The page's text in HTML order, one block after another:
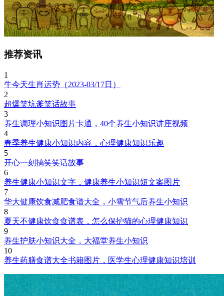
推荐资讯
1
牛今天生肖运势（2023-03/17日）
2
超爆笑坑爹笑话故事
3
养生调理小知识图片卡通，40个养生小知识讲座视频
4
春季养生健康小知识内容，心理健康知识乐趣
5
开心一刻搞笑笑话故事
6
养生健康小知识文字，健康养生小知识短文案图片
7
华大健康饮食减肥食谱大全，小雪节气后养生小知识
8
夏天不健康饮食食谱表，怎么保护猫的心理健康知识
9
养生护肤小知识大全，大福堂养生小知识
10
养生药膳食谱大全书籍图片，医学生心理健康知识培训